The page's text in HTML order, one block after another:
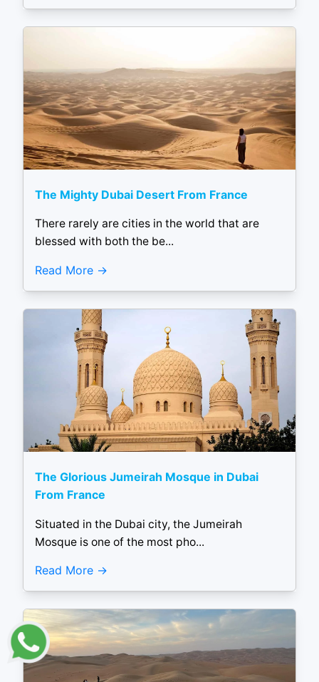
The Mighty Dubai Desert From France
There rarely are cities in the world that are
blessed with both the be...
Read More
The Glorious Jumeirah Mosque in Dubai
From France
Situated in the Dubai city, the Jumeirah
Mosque is one of the most pho...
Read More